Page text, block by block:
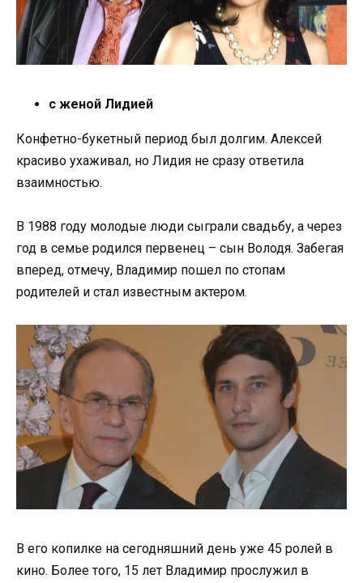
с женой Лидией
Конфетно-букетный период был долгим. Алексей
красиво ухаживал, но Лидия не сразу ответила
взаимностью.
В 1988 году молодые люди сыграли свадьбу, а через
год в семье родился первенец – сын Володя. Забегая
вперед, отмечу, Владимир пошел по стопам
родителей и стал известным актером.
В его копилке на сегодняшний день уже 45 ролей в
кино. Более того, 15 лет Владимир прослужил в